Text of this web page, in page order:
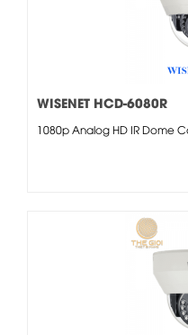
WISENET HCD-6080R
1080p Analog HD IR Dome